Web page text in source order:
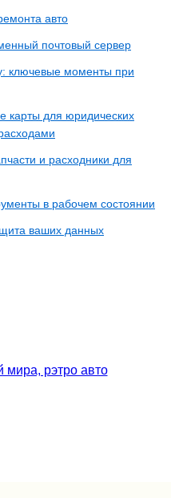
авто
почтовый сервер
ключевые моменты при
карты для юридических
и расходники для
в рабочем состоянии
ваших данных